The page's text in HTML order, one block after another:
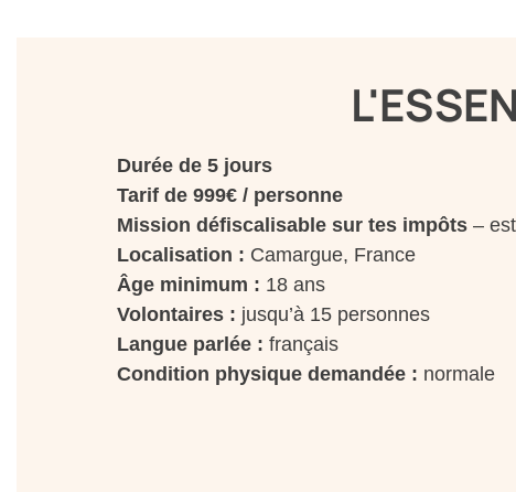
Durée de 5 jours
Tarif de 999€ / personne
Mission défiscalisable sur tes impôts–
Localisation : Camargue, France
Âge minimum : 18 ans
Volontaires : jusqu’à 15 personnes
Langue parlée : français
Condition physique demandée : normale